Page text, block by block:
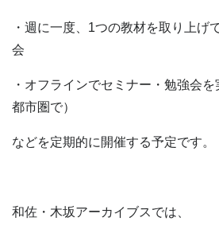
・週に一度、 1つの教材を取り上げて
会
・オフラインでセミナー・勉強会
都市圏で）
などを定期的に開催する予定です。
和佐・木坂アーカイブスでは、